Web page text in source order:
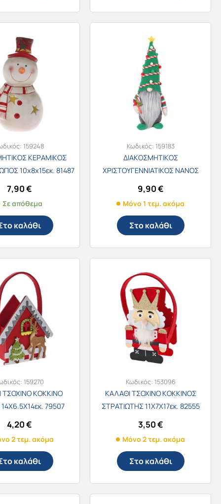
159248
ΚΕΡΑΜΙΚΟΣ
10x8x15εκ. 81487
7,90€
Σε απόθεμα
καλάθι
Κωδικός: 159183
ΔΙΑΚΟΣΜΗΤΙΚΟΣ
ΧΡΙΣΤΟΥΓΕΝΝΙΑΤΙΚΟΣ ΝΑΝΟΣ
9,90€
Μόνο 1 τεμ. ακόμα
Στο καλάθι
159270
ΤΣΟΧΙΝΟ ΚΟΚΚΙΝΟ
14Χ6.5Χ14εκ. 79507
4,20€
2 τεμ. ακόμα
καλάθι
Κωδικός: 153096
ΚΑΛΑΘΙ ΤΣΟΧΙΝΟ ΚΟΚΚΙΝΟΣ
ΣΤΡΑΤΙΩΤΗΣ 11Χ7Χ17εκ. 82555
3,50€
Μόνο 2 τεμ. ακόμα
Στο καλάθι